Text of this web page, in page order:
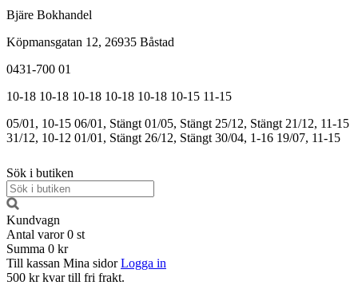
Bjäre Bokhandel
Köpmansgatan 12, 26935 Båstad
0431-700 01
10-18 10-18 10-18 10-18 10-18 10-15 11-15
05/01, 10-15 06/01, Stängt 01/05, Stängt 25/12, Stängt 21/12, 11-15
31/12, 10-12 01/01, Stängt 26/12, Stängt 30/04, 1-16 19/07, 11-15
Sök i butiken
Kundvagn
Antal varor 0 st
Summa 0 kr
Till kassan Mina sidor Logga in
500 kr kvar till fri frakt.